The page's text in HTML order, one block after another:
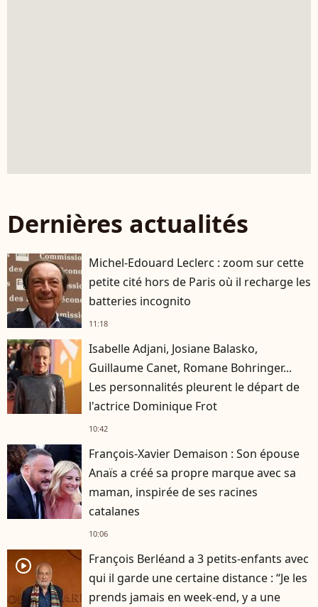
Dernières actualités
Michel-Edouard Leclerc : zoom sur cette
petite cité hors de Paris où il recharge les
batteries incognito
11:18
Isabelle Adjani, Josiane Balasko,
Guillaume Canet, Romane Bohringer...
Les personnalités pleurent le départ de
l'actrice Dominique Frot
10:42
François-Xavier Demaison : Son épouse
Anaïs a créé sa propre marque avec sa
maman, inspirée de ses racines
catalanes
10:06
player2
François Berléand a 3 petits-enfants avec
qui il garde une certaine distance : “Je les
prends jamais en week-end, y a une